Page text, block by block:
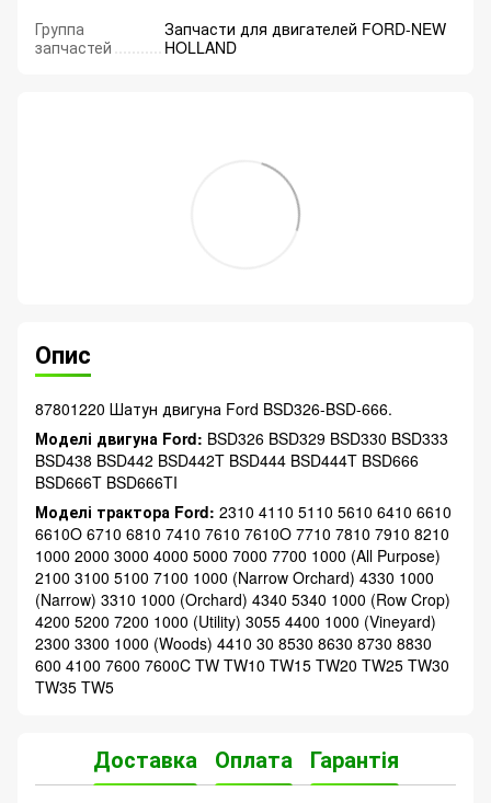
Группа
запчастей
Запчасти для двигателей FORD-NEW
HOLLAND
Опис
87801220 Шатун двигуна Ford BSD326-BSD-666.
Моделі двигуна Ford: BSD326 BSD329 BSD330 BSD333
BSD438 BSD442 BSD442T BSD444 BSD444T BSD666
BSD666T BSD666TI
Моделі трактора Ford: 2310 4110 5110 5610 6410 6610
6610O 6710 6810 7410 7610 7610O 7710 7810 7910 8210
1000 2000 3000 4000 5000 7000 7700 1000 (All Purpose)
2100 3100 5100 7100 1000 (Narrow Orchard) 4330 1000
(Narrow) 3310 1000 (Orchard) 4340 5340 1000 (Row Crop)
4200 5200 7200 1000 (Utility) 3055 4400 1000 (Vineyard)
2300 3300 1000 (Woods) 4410 30 8530 8630 8730 8830
600 4100 7600 7600C TW TW10 TW15 TW20 TW25 TW30
TW35 TW5
Доставка Оплата Гарантія